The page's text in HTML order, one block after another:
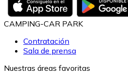
CAMPING-CAR PARK
Contratación
Sala de prensa
Nuestras áreas favoritas